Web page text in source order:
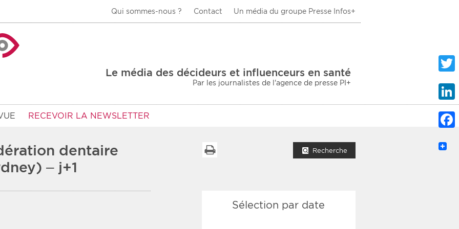
Qui sommes-nous ? Contact Un média du groupe Presse Infos+
Le média des décideurs et influenceurs en santé
Par les journalistes de l'agence de presse PI+
RECEVOIR LA NEWSLETTER
Protection sociale
dentaire
– j+1
Recherche
Sélection par date